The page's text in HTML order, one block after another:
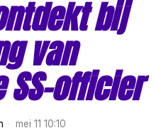
bij
van
SS-officier
mei 11 10:10